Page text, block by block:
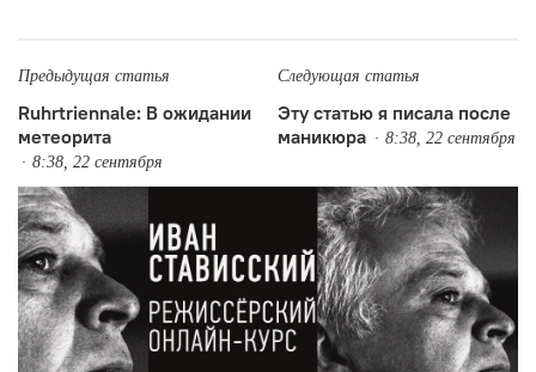
Предыдущая статья
Ruhrtriennale: В ожидании
метеорита
8:38, 22 сентября
Следующая статья
Эту статью я писала после
маникюра
8:38, 22 сентября